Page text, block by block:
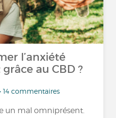
l’anxiété
au CBD ?
14 commentaires
un mal omniprésent.